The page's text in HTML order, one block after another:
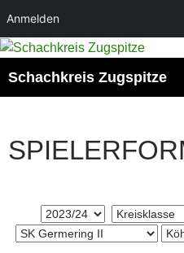
Anmelden
Zum
springen
Schachkreis Zugspitze